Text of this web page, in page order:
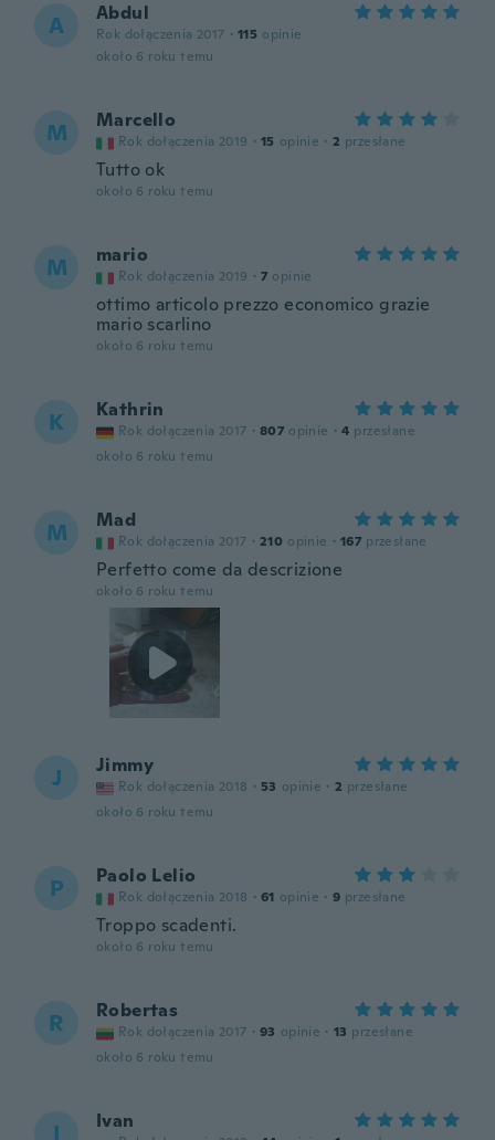
A Abdul
Rok dołączenia 2017 · 115 opinie
około 6 roku temu
M Marcello
Rok dołączenia 2019 · 15 opinie · 2 przesłane
Tutto ok
około 6 roku temu
M mario
Rok dołączenia 2019 · 7 opinie
ottimo articolo prezzo economico grazie
mario scarlino
około 6 roku temu
K Kathrin
Rok dołączenia 2017 · 807 opinie · 4 przesłane
około 6 roku temu
M Mad
Rok dołączenia 2017 · 210 opinie · 167 przesłane
Perfetto come da descrizione
około 6 roku temu
J Jimmy
Rok dołączenia 2018 · 53 opinie · 2 przesłane
około 6 roku temu
P Paolo Lelio
Rok dołączenia 2018 · 61 opinie · 9 przesłane
Troppo scadenti.
około 6 roku temu
R Robertas
Rok dołączenia 2017 · 93 opinie · 13 przesłane
około 6 roku temu
I Ivan